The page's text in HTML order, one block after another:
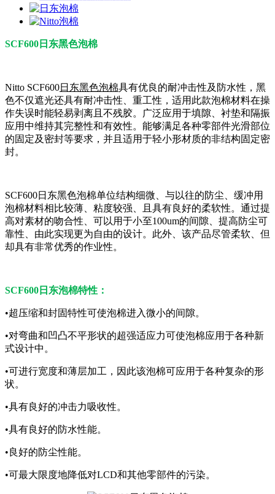
SCF600日东黑色泡棉
Nitto SCF600日东黑色泡棉具有优良的耐冲击性及防水性，黑
色不仅遮光还具有耐冲击性、重工性，适用此款泡棉材料在操
作失误时能轻易剥离且不残胶。广泛应用于填隙、衬垫和隔振
应用中维持其完整性和有效性。能够满足各种零部件光滑部位
的固定及密封等要求，并且适用于轻小形材质的非结构固定密
封。
SCF600日东黑色泡棉单位结构细微、与以往的防尘、缓冲用
泡棉材料相比较薄、粘度较强、且具有良好的柔软性。通过提
高对素材的吻合性、可以用于小至100um的间隙、提高防尘可
靠性、由此实现更为自由的设计。此外、该产品尽管柔软、但
却具有非常优秀的作业性。
SCF600日东泡棉特性：
•超压缩和封固特性可使泡棉进入微小的间隙。
•对弯曲和凹凸不平形状的超强适应力可使泡棉应用于各种新
式设计中。
•可进行宽度和薄层加工，因此该泡棉可应用于各种复杂的形
状。
•具有良好的冲击力吸收性。
•具有良好的防水性能。
•良好的防尘性能。
•可最大限度地降低对LCD和其他零部件的污染。